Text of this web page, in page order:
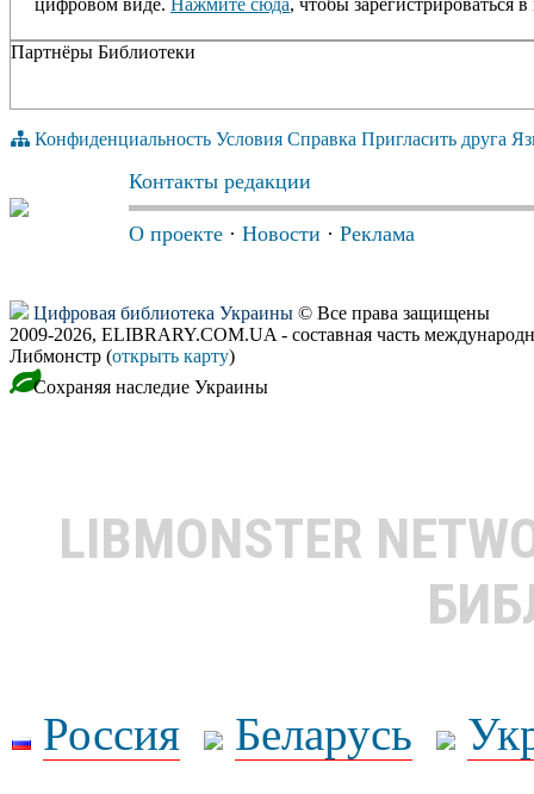
Партнёры Библиотеки
Конфиденциальность Условия Справка Пригласить друга
Контакты редакции
О проекте · Новости · Реклама
Цифровая библиотека Украины © Все права защищены
2009-2026, ELIBRARY.COM.UA - составная часть
Либмонстр (открыть карту)
Сохраняя наследие Украины
LIBMONSTER
Россия Беларусь